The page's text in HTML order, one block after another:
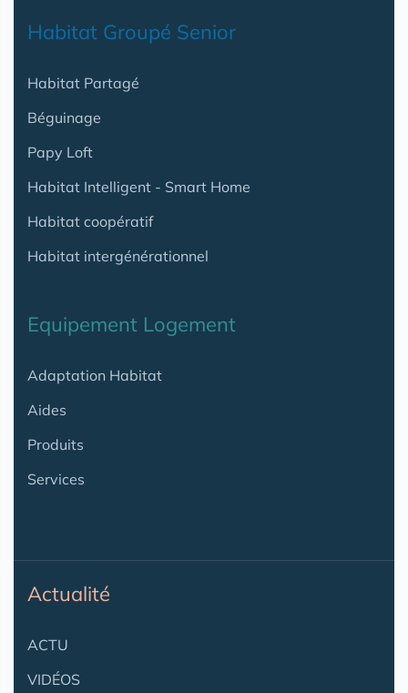
Habitat Groupé Senior
Habitat Partagé
Béguinage
Papy Loft
Habitat Intelligent - Smart Home
Habitat coopératif
Habitat intergénérationnel
Equipement Logement
Adaptation Habitat
Aides
Produits
Services
Actualité
ACTU
VIDÉOS